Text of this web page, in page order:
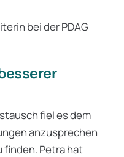
bei der PDAG
fiel es dem
anzusprechen
finden. Petra hat